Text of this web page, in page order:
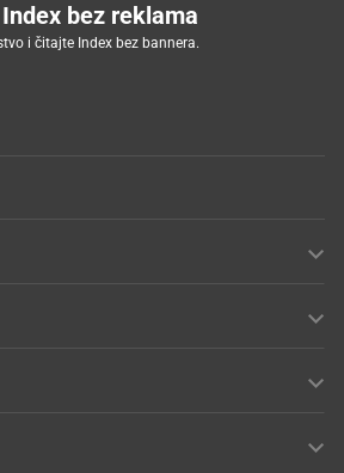
Index bez reklama
i čitajte Index bez bannera.